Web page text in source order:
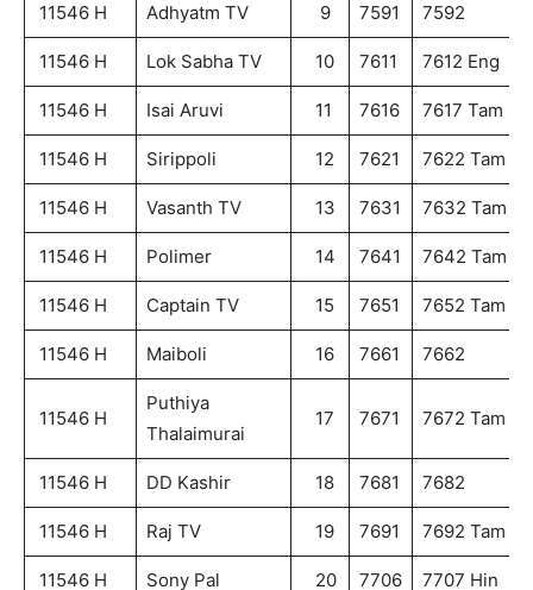
11546 H Adhyatm TV 9 7591 7592
11546 H Lok Sabha TV 10 7611 7612 Eng
11546 H Isai Aruvi 11 7616 7617 Tam
11546 H Sirippoli 12 7621 7622 Tam
11546 H Vasanth TV 13 7631 7632 Tam
11546 H Polimer 14 7641 7642 Tam
11546 H Captain TV 15 7651 7652 Tam
11546 H Maiboli 16 7661 7662
11546 H
Puthiya
Thalaimurai
17 7671 7672 Tam
11546 H DD Kashir 18 7681 7682
11546 H Raj TV 19 7691 7692 Tam
11546 H Sony Pal 20 7706 7707 Hin